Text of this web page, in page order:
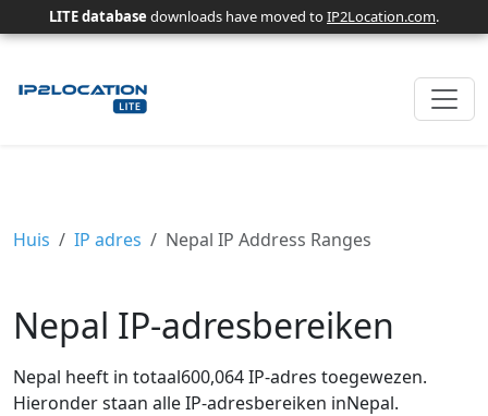
LITE database downloads have moved toIP2Location.com.
Huis IP adres Nepal IP Address Ranges
Nepal IP-adresbereiken
Nepal heeft in totaal600,064 IP-adres toegewezen.
Hieronder staan ​​alle IP-adresbereiken inNepal.